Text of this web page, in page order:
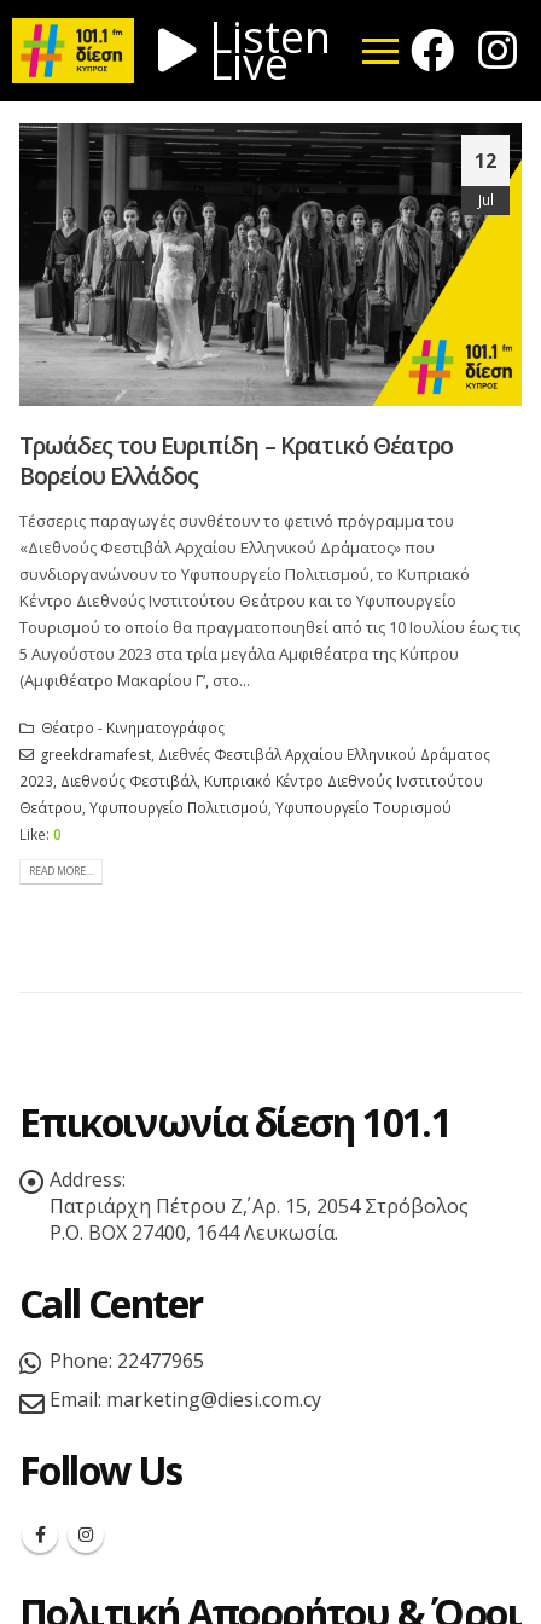
Listen
Live
12
Jul
Τρωάδες του Ευριπίδη – Κρατικό Θέατρο
Βορείου Ελλάδος
Τέσσερις παραγωγές συνθέτουν το φετινό πρόγραμμα του
«Διεθνούς Φεστιβάλ Αρχαίου Ελληνικού Δράματος» που
συνδιοργανώνουν το Υφυπουργείο Πολιτισμού, το Κυπριακό
Κέντρο Διεθνούς Ινστιτούτου Θεάτρου και το Υφυπουργείο
Τουρισμού το οποίο θα πραγματοποιηθεί από τις 10 Ιουλίου έως τις
5 Αυγούστου 2023 στα τρία μεγάλα Αμφιθέατρα της Κύπρου
(Αμφιθέατρο Μακαρίου Γ’, στο...
Θέατρο - Κινηματογράφος
greekdramafest, Διεθνές Φεστιβάλ Αρχαίου Ελληνικού Δράματος
2023 Διεθνούς Φεστιβάλ Κυπριακό Κέντρο Διεθνούς Ινστιτούτου
Θεάτρου Υφυπουργείο Πολιτισμού Υφυπουργείο Τουρισμού
Like: 0
READ MORE...
Επικοινωνία δίεση 101.1
Address:
Πατριάρχη Πέτρου Ζ΄, Αρ. 15, 2054 Στρόβολος
P.O. BOX 27400, 1644 Λευκωσία.
Call Center
Phone: 22477965
Email: marketing@diesi.com.cy
Follow Us
Πολιτική Απορρήτου & Όροι